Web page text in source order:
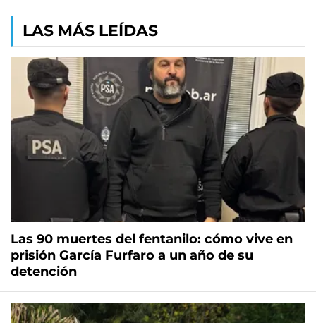
LAS MÁS LEÍDAS
Las 90 muertes del fentanilo: cómo vive en
prisión García Furfaro a un año de su
detención